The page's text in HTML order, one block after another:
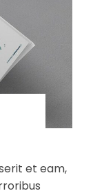
et eam,